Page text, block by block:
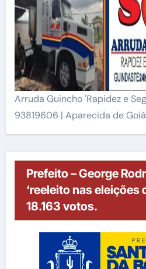
Arruda Guincho 'Rapidez e
93819606 | Aparecida de
Prefeito – George
‘reeleito nas eleições
18.163 votos.